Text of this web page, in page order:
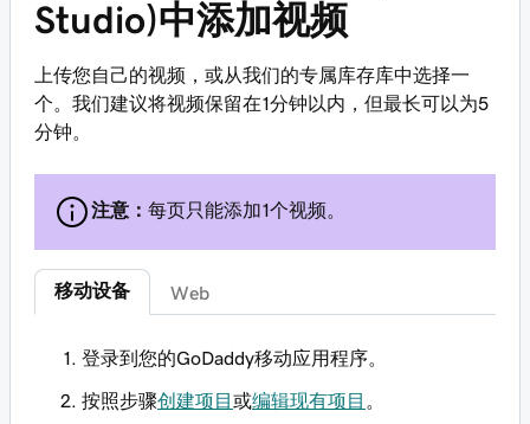
Studio)中添加视频
上传您自己的视频，或从我们的专属库存库中选择一
个。我们建议将视频保留在1分钟以内，但最长可以为5
分钟。
注意： 每页只能添加1个视频。
移动设备 Web
登录到您的GoDaddy移动应用程序。
按照步骤创建项目 或编辑现有项目